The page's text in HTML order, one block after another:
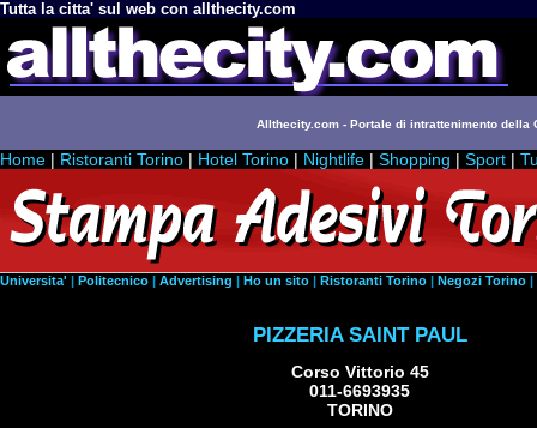
Tutta la citta' sul web con allthecity.com
Allthecity.com - Portale di intrattenimento della
Home | Ristoranti Torino | Hotel Torino | Nightlife | Shopping | Sport |
Universita' | Politecnico | Advertising | Ho un sito | Ristoranti Torino | Negozi Torino |
PIZZERIA SAINT PAUL
Corso Vittorio 45
011-6693935
TORINO